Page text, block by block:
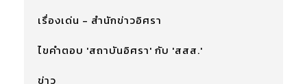
เรื่องเด่น - สำนักข่าวอิศรา
ไขคำตอบ 'สถาบันอิศรา' กับ 'สสส.'
ข่าว